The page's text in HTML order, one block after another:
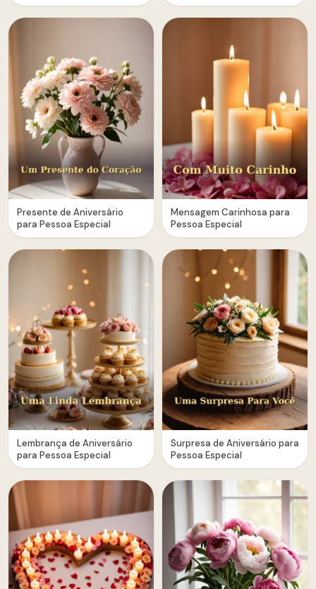
Presente de Aniversário
para Pessoa Especial
Lembrança de Aniversário
para Pessoa Especial
Mensagem Carinhosa para
Pessoa Especial
Surpresa de Aniversário para
Pessoa Especial